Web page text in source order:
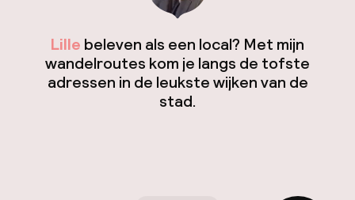
Lille beleven als een local? Met mijn
wandelroutes kom je langs de tofste
adressen in de leukste wijken van de
stad.